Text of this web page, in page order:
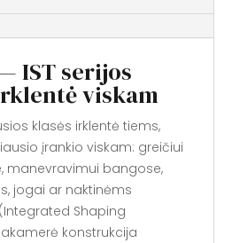
IST serijos
viskam
klasės irklentė tiems,
įrankio viskam: greičiui
manevravimui bangose,
jogai ar naktinėms
Shaping
konstrukcija